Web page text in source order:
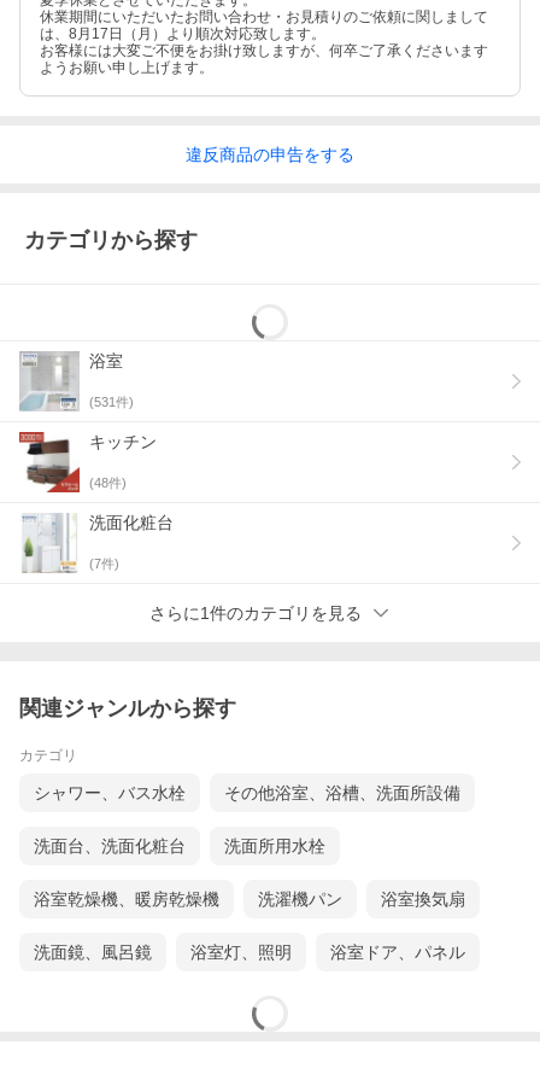
休業期間にいただいたお問い合わせ・お見積りのご依頼に関しまして
は、8月17日（月）より順次対応致します。
お客様には大変ご不便をお掛け致しますが、何卒ご了承くださいます
ようお願い申し上げます。
違反商品の申告をする
カテゴリから探す
浴室
(531件)
キッチン
(48件)
洗面化粧台
(7件)
さらに1件のカテゴリを見る
関連ジャンルから探す
カテゴリ
シャワー、バス水栓 その他浴室、浴槽、洗面所設備
洗面台、洗面化粧台 洗面所用水栓
浴室乾燥機、暖房乾燥機 洗濯機パン 浴室換気扇
洗面鏡、風呂鏡 浴室灯、照明 浴室ドア、パネル